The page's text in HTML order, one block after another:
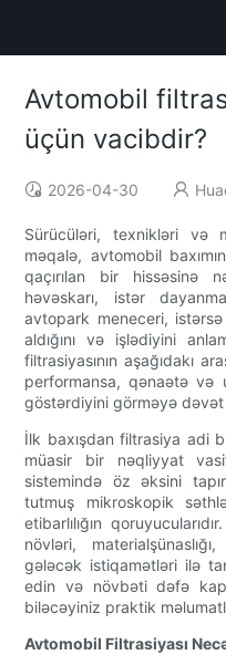
Avtomobil
üçün vacibdir?
2026-04-30
Sürücüləri, texnikləri və
məqalə, avtomobil
qaçırılan bir hissəsinə
həvəskarı, istər
avtopark meneceri,
aldığını və işlədiyini
filtrasiyasının aşağıdakı
performansa, qənaətə və
göstərdiyini görməyə dəvət
İlk baxışdan filtrasiya adi
müasir bir nəqliyyat
sistemində öz əksini
tutmuş mikroskopik
etibarlılığın
növləri,
gələcək istiqamətləri ilə
edin və növbəti dəfə
biləcəyiniz praktik
Avtomobil Filtrasiyası